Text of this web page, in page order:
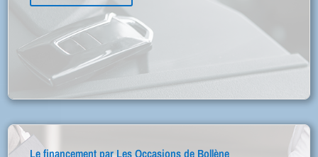
Le financement par Les Occasions de Bollène